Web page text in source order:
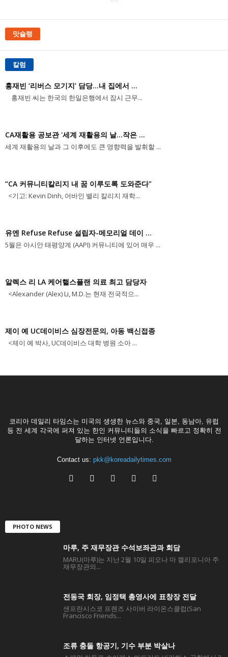
맛슐랭
칼럼
홍재빈 ‘리버스 모기지’ 담당...내 집에서 ...
홍재빈 씨는 한국의 한일은행에서 잠시 근무...
CA재활용 공보관 '세계 재활용의 날...작은 ...
세계 재활용의 날과 그 이후에도 큰 영향력을 발휘할 ...
“CA 커뮤니티칼리지 내 꿈 이루도록 도와준다”
<기고: Kevin Dinh, 어바인 밸리 칼리지 재학...
유엔 Refuse Refuse 설립자-메모리얼 데이 ...
5월은 아시안 태평양계 (AAPI) 커뮤니티에 있어 매우 ...
알렉스 리 LA 케어핼스플랜 의료 최고 담당자
<Alexander (Alex) Li, M.D.는 현재 전국적으...
제이 예 UC데이비스 심장전문의, 아동 백신접종
<제이 예 박사, UC데이비스 대학 병원 소아 ...
코리아 데일리 타임스는 미국의 생생한 뉴스와 중국, 일본, 동남아, 유럽
등 전 세계 각국에 퍼져 있는 한인 커뮤니티들의 소식을 빠르고 정확히 전
달하는 인터넷 언론입니다.
Contact us: pkk@koreadailytimes.com
PHOTO NEWS
마루, 주 재무장관 수석보좌관과 회담
MARU(마루)는 지난 2월 10일 피오나 마 캘리포니아 주
재무장관의...
전동국 회장, 임정택 총영사에 표창장 전달
샌프란시스코 프렌즈 사이버 라이온스클럽(San
Francisco Friends...
조류 충돌 항공기, 기수 부분 박살나